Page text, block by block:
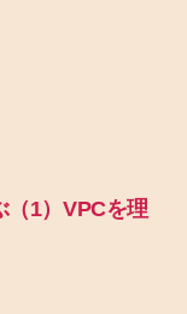
（1）VPCを理